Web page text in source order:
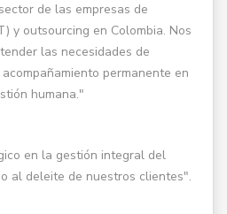
de las empresas de
y outsourcing en Colombia. Nos
las necesidades de
permanente en
humana."
en la gestión integral del
al deleite de nuestros clientes".